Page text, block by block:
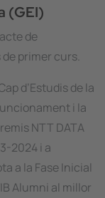
(GEI)
de
primer curs.
d’Estudis de la
i la
NTT DATA
2024 i a
a la Fase Inicial
Alumni al millor